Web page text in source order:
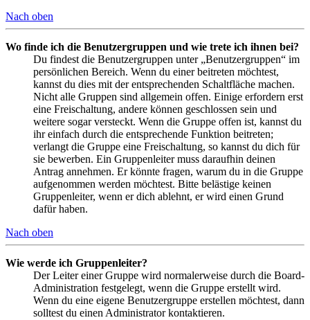
Nach oben
Wo finde ich die Benutzergruppen und wie trete ich ihnen bei?
Du findest die Benutzergruppen unter „Benutzergruppen“ im
persönlichen Bereich. Wenn du einer beitreten möchtest,
kannst du dies mit der entsprechenden Schaltfläche machen.
Nicht alle Gruppen sind allgemein offen. Einige erfordern erst
eine Freischaltung, andere können geschlossen sein und
weitere sogar versteckt. Wenn die Gruppe offen ist, kannst du
ihr einfach durch die entsprechende Funktion beitreten;
verlangt die Gruppe eine Freischaltung, so kannst du dich für
sie bewerben. Ein Gruppenleiter muss daraufhin deinen
Antrag annehmen. Er könnte fragen, warum du in die Gruppe
aufgenommen werden möchtest. Bitte belästige keinen
Gruppenleiter, wenn er dich ablehnt, er wird einen Grund
dafür haben.
Nach oben
Wie werde ich Gruppenleiter?
Der Leiter einer Gruppe wird normalerweise durch die Board-
Administration festgelegt, wenn die Gruppe erstellt wird.
Wenn du eine eigene Benutzergruppe erstellen möchtest, dann
solltest du einen Administrator kontaktieren.